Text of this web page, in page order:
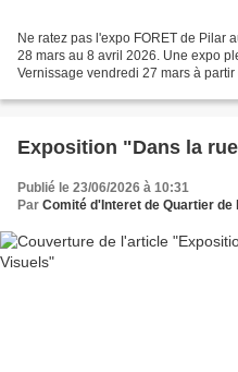
Ne ratez pas l'expo FORET de Pilar
28 mars au 8 avril 2026. Une expo
Vernissage vendredi 27 mars à
Exposition "Dans la
Publié le 23/06/2026 à 10:31
Par Comité d'Interet de Quartier de